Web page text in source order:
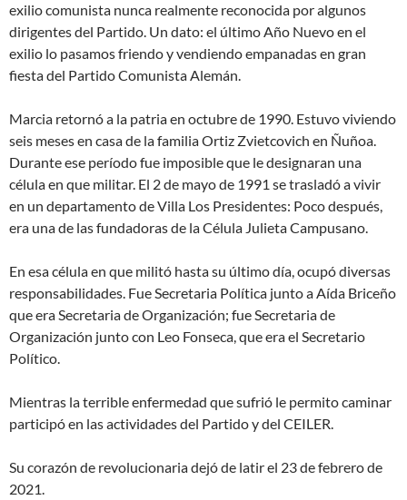
exilio comunista nunca realmente reconocida por algunos
dirigentes del Partido. Un dato: el último Año Nuevo en el
exilio lo pasamos friendo y vendiendo empanadas en gran
fiesta del Partido Comunista Alemán.
Marcia retornó a la patria en octubre de 1990. Estuvo viviendo
seis meses en casa de la familia Ortiz Zvietcovich en Ñuñoa.
Durante ese período fue imposible que le designaran una
célula en que militar. El 2 de mayo de 1991 se trasladó a vivir
en un departamento de Villa Los Presidentes: Poco después,
era una de las fundadoras de la Célula Julieta Campusano.
En esa célula en que militó hasta su último día, ocupó diversas
responsabilidades. Fue Secretaria Política junto a Aída Briceño
que era Secretaria de Organización; fue Secretaria de
Organización junto con Leo Fonseca, que era el Secretario
Político.
Mientras la terrible enfermedad que sufrió le permito caminar
participó en las actividades del Partido y del CEILER.
Su corazón de revolucionaria dejó de latir el 23 de febrero de
2021.